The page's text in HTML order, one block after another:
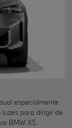
especialmente
para dirigir de
BMW X5.